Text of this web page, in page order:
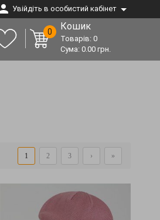
Увійдіть в особистий кабінет
0 Кошик
Товарів: 0
Сума: 0.00 грн.
1 2 3 › »